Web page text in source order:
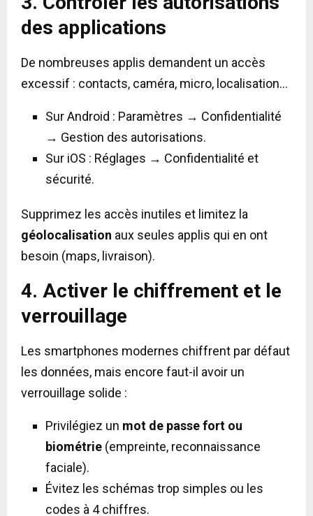
des applications
De nombreuses applis demandent un accès
excessif : contacts, caméra, micro, localisation…
Sur Android : Paramètres → Confidentialité
→ Gestion des autorisations.
Sur iOS : Réglages → Confidentialité et
sécurité.
Supprimez les accès inutiles et limitez la
géolocalisation aux seules applis qui en ont
besoin (maps, livraison).
4. Activer le chiffrement et le
verrouillage
Les smartphones modernes chiffrent par défaut
les données, mais encore faut-il avoir un
verrouillage solide :
Privilégiez un mot de passe fort ou
biométrie (empreinte, reconnaissance
faciale).
Évitez les schémas trop simples ou les
codes à 4 chiffres.